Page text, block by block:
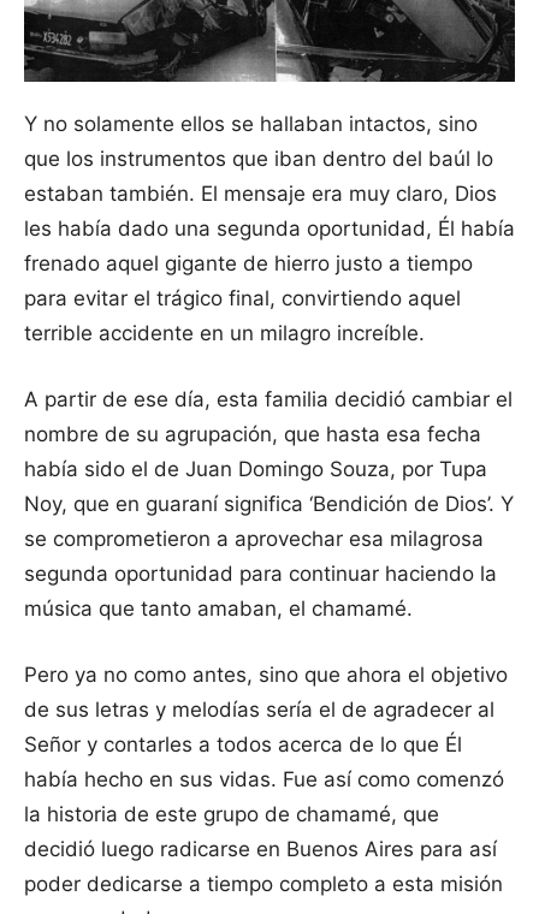
Y no solamente ellos se hallaban intactos, sino
que los instrumentos que iban dentro del baúl lo
estaban también. El mensaje era muy claro, Dios
les había dado una segunda oportunidad, Él había
frenado aquel gigante de hierro justo a tiempo
para evitar el trágico final, convirtiendo aquel
terrible accidente en un milagro increíble.
A partir de ese día, esta familia decidió cambiar el
nombre de su agrupación, que hasta esa fecha
había sido el de Juan Domingo Souza, por Tupa
Noy, que en guaraní significa ‘Bendición de Dios’. Y
se comprometieron a aprovechar esa milagrosa
segunda oportunidad para continuar haciendo la
música que tanto amaban, el chamamé.
Pero ya no como antes, sino que ahora el objetivo
de sus letras y melodías sería el de agradecer al
Señor y contarles a todos acerca de lo que Él
había hecho en sus vidas. Fue así como comenzó
la historia de este grupo de chamamé, que
decidió luego radicarse en Buenos Aires para así
poder dedicarse a tiempo completo a esta misión